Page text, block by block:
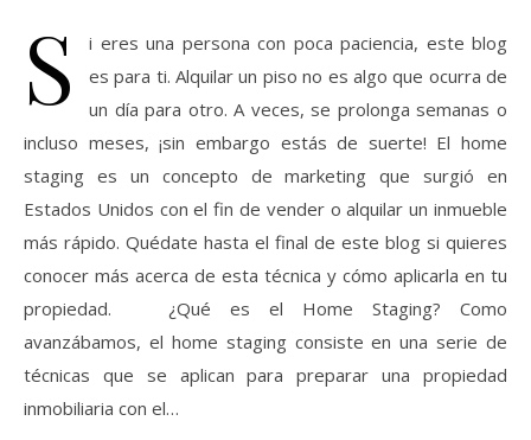
S
i eres una persona con poca paciencia, este blog
es para ti. Alquilar un piso no es algo que ocurra de
un día para otro. A veces, se prolonga semanas o
incluso meses, ¡sin embargo estás de suerte! El home
staging es un concepto de marketing que surgió en
Estados Unidos con el fin de vender o alquilar un inmueble
más rápido. Quédate hasta el final de este blog si quieres
conocer más acerca de esta técnica y cómo aplicarla en tu
propiedad. ¿Qué es el Home Staging? Como
avanzábamos, el home staging consiste en una serie de
técnicas que se aplican para preparar una propiedad
inmobiliaria con el…